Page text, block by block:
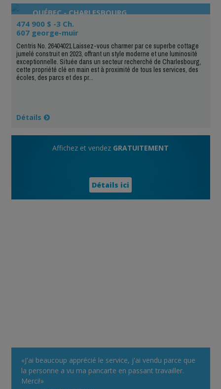
QUÉBEC - CHARLESBOURG
474 900 $ -3 Ch.
607 george-muir
Centris No. 26404021 Laissez-vous charmer par ce superbe cottage
jumelé construit en 2023, offrant un style moderne et une luminosité
exceptionnelle. Située dans un secteur recherché de Charlesbourg,
cette propriété clé en main est à proximité de tous les services, des
écoles, des parcs et des pr...
Détails
Affichez et vendez GRATUITEMENT
Détails ici
«J'ai beaucoup apprécié le service, j'ai vendu parce que
la personne a vu ma pancarte en passant travailler.
Merci!»